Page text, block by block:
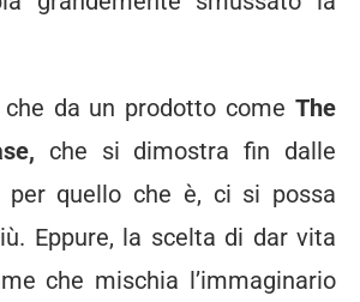
da un prodotto come The
che si dimostra fin dalle
per quello che è, ci si possa
Eppure, la scelta di dar vita
che mischia l’immaginario